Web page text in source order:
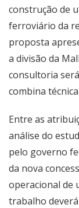
construção de
ferroviário da
proposta
a divisão da
consultoria
combina
Entre as
análise do
pelo governo
da nova
operacional de
trabalho